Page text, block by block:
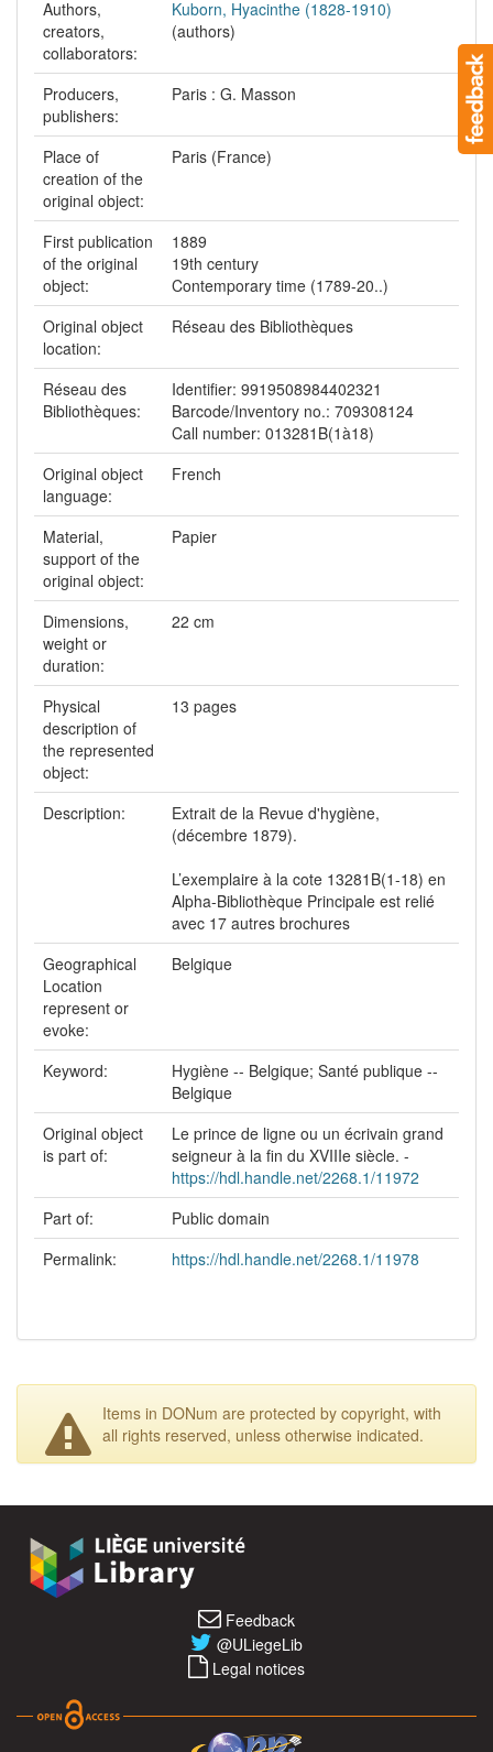
Authors,
creators,
collaborators:
Kuborn, Hyacinthe (1828-1910)
(authors)
Producers,
publishers:
Paris : G. Masson
Place of
creation of the
original object:
Paris (France)
First publication
of the original
object:
1889
19th century
Contemporary time (1789-20..)
Original object
location:
Réseau des Bibliothèques
Réseau des
Bibliothèques:
Identifier: 9919508984402321
Barcode/Inventory no.: 709308124
Call number: 013281B(1à18)
Original object
language:
French
Material,
support of the
original object:
Papier
Dimensions,
weight or
duration:
22 cm
Physical
description of
the represented
object:
13 pages
Description:
Extrait de la Revue d'hygiène,
(décembre 1879).
L’exemplaire à la cote 13281B(1-18) en
Alpha-Bibliothèque Principale est relié
avec 17 autres brochures
Geographical
Location
represent or
evoke:
Belgique
Keyword:
Hygiène -- Belgique; Santé publique --
Belgique
Original object
is part of:
Le prince de ligne ou un écrivain grand
seigneur à la fin du XVIIIe siècle. -
https://hdl.handle.net/2268.1/11972
Part of:
Public domain
Permalink:
https://hdl.handle.net/2268.1/11978
Items in DONum are protected by copyright, with
all rights reserved, unless otherwise indicated.
Feedback
@ULiegeLib
Legal notices